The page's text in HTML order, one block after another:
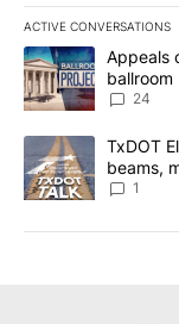
ACTIVE CONVERSATIONS
The following is a
A trending article
Appeals
ballroom
24
A trending article
TxDOT
beams,
1